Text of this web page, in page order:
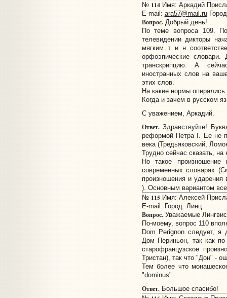
№ 114Имя: Аркадий
E-mail: ara57@mail.ru
Вопрос.Добрый день!
По теме вопроса 109.
телевидении дикторы
мягким т и н
орфоэпические
транскрипцию. А
иностранных слов на
этих слов.
На какие нормы опирались
Когда и зачем в русском
С уважением, Аркадий.
Ответ.Здравствуйте!
реформой Петра I. Ее не
века (Тредьяковский,
Трудно сейчас сказать,
Но такое произношение
современных словарях
произношения и
). Основным вариантом
№ 115Имя: Алексей
E-mail: Город: Линц
Вопрос.Уважаемые
По-моему, вопрос 110
Dom Perignon следует, я
Дом Периньон, так как по
старофранцузское
Тристан), так что "Дон" -
Тем более что
"dominus".
Ответ.Большое спасибо!